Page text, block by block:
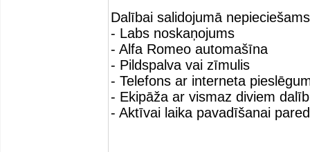
Dalībai salidojumā
- Labs noskaņojums
- Alfa Romeo automašīna
- Pildspalva vai zīmulis
- Telefons ar interneta
- Ekipāža ar vismaz diviem
- Aktīvai laika pavadīšanai